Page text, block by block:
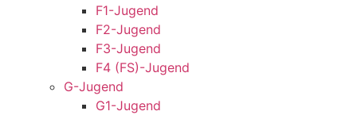
F1-Jugend
F2-Jugend
F3-Jugend
F4 (FS)-Jugend
G-Jugend
G1-Jugend